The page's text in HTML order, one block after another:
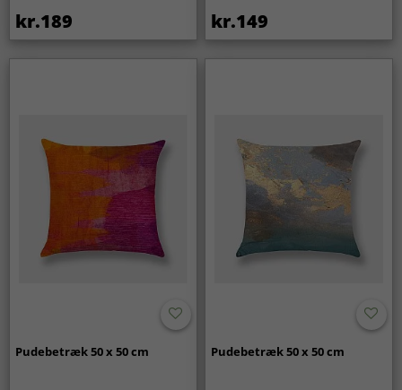
kr.189 kr.149
Pudebetræk 50 x 50 cm Pudebetræk 50 x 50 cm